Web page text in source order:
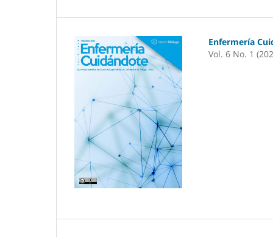
Enfermería
Vol. 6 No. 1